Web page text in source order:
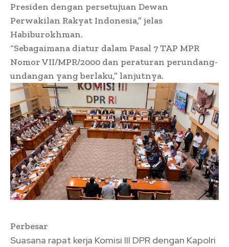
Presiden dengan persetujuan Dewan
Perwakilan Rakyat Indonesia,” jelas
Habiburokhman.
“Sebagaimana diatur dalam Pasal 7 TAP MPR
Nomor VII/MPR/2000 dan peraturan perundang-
undangan yang berlaku,” lanjutnya.
Perbesar
Suasana rapat kerja Komisi III DPR dengan Kapolri